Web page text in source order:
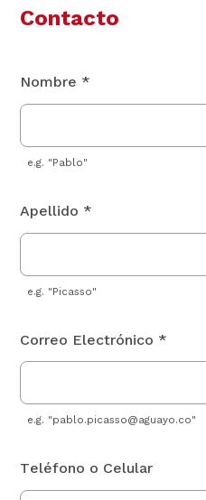
Contacto
Nombre *
e.g. "Pablo"
Apellido *
e.g. "Picasso"
Correo Electrónico *
e.g. "pablo.picasso@aguayo.co"
Teléfono o Celular